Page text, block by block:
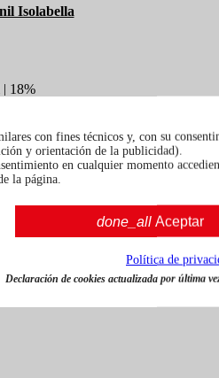
Isolabella
| 18%
con fines técnicos y, con su
y orientación de la publicidad).
en cualquier momento
la página.
done_all Aceptar
Política de
Declaración de cookies actualizada por última